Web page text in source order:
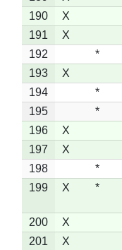
190
X
191
X
192
*
193
X
194
*
195
*
196
X
197
X
198
*
199
X *
200 X
201
X